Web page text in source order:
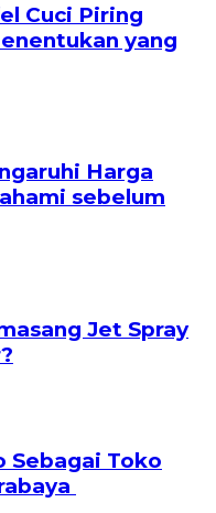
Cuci Piring
yang
Harga
sebelum
Jet Spray
Sebagai Toko